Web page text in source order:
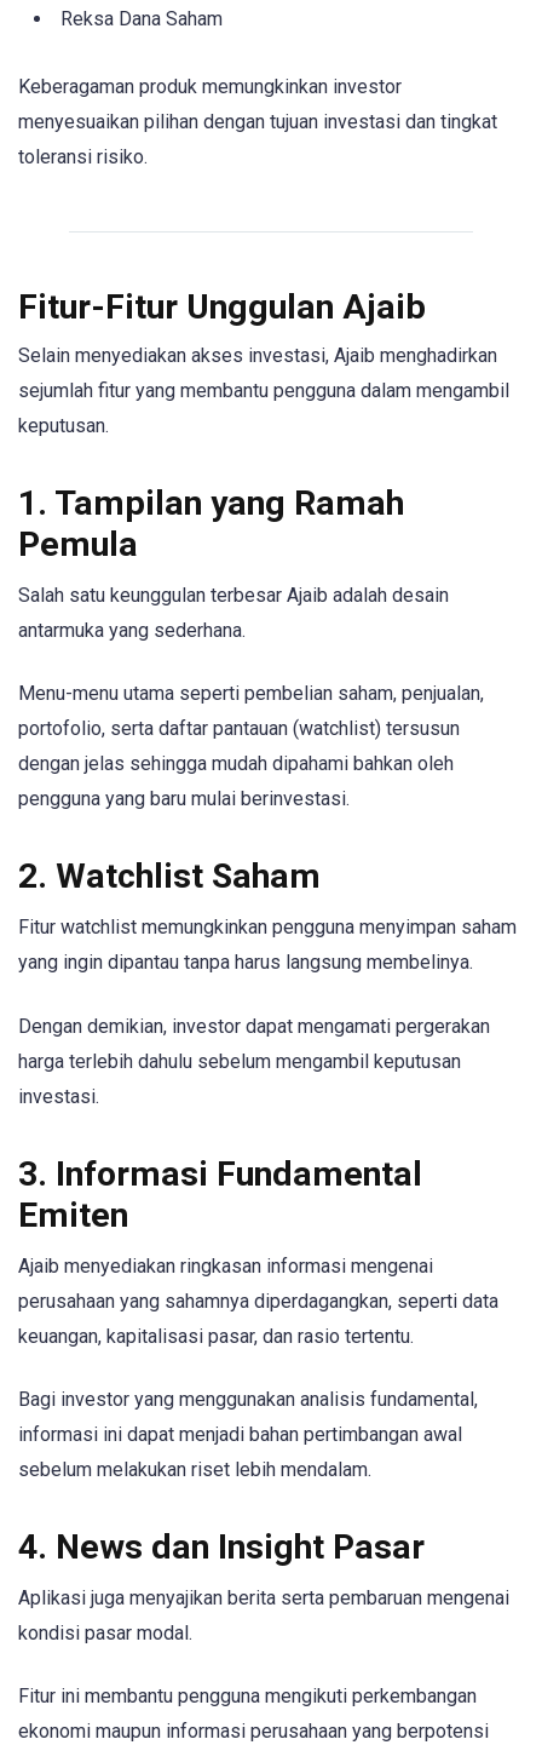
Reksa Dana Saham
Keberagaman produk memungkinkan investor
menyesuaikan pilihan dengan tujuan investasi dan tingkat
toleransi risiko.
Fitur-Fitur Unggulan Ajaib
Selain menyediakan akses investasi, Ajaib menghadirkan
sejumlah fitur yang membantu pengguna dalam mengambil
keputusan.
1. Tampilan yang Ramah
Pemula
Salah satu keunggulan terbesar Ajaib adalah desain
antarmuka yang sederhana.
Menu-menu utama seperti pembelian saham, penjualan,
portofolio, serta daftar pantauan (watchlist) tersusun
dengan jelas sehingga mudah dipahami bahkan oleh
pengguna yang baru mulai berinvestasi.
2. Watchlist Saham
Fitur watchlist memungkinkan pengguna menyimpan saham
yang ingin dipantau tanpa harus langsung membelinya.
Dengan demikian, investor dapat mengamati pergerakan
harga terlebih dahulu sebelum mengambil keputusan
investasi.
3. Informasi Fundamental
Emiten
Ajaib menyediakan ringkasan informasi mengenai
perusahaan yang sahamnya diperdagangkan, seperti data
keuangan, kapitalisasi pasar, dan rasio tertentu.
Bagi investor yang menggunakan analisis fundamental,
informasi ini dapat menjadi bahan pertimbangan awal
sebelum melakukan riset lebih mendalam.
4. News dan Insight Pasar
Aplikasi juga menyajikan berita serta pembaruan mengenai
kondisi pasar modal.
Fitur ini membantu pengguna mengikuti perkembangan
ekonomi maupun informasi perusahaan yang berpotensi